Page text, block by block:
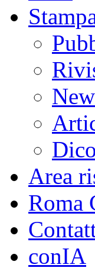
Area
Roma
conIA